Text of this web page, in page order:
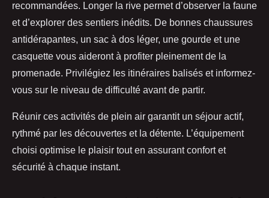
recommandées. Longer la rive permet d’observer la faune
et d’explorer des sentiers inédits. De bonnes chaussures
antidérapantes, un sac à dos léger, une gourde et une
casquette vous aideront à profiter pleinement de la
promenade. Privilégiez les itinéraires balisés et informez-
vous sur le niveau de difficulté avant de partir.
Réunir ces activités de plein air garantit un séjour actif,
rythmé par les découvertes et la détente. L’équipement
choisi optimise le plaisir tout en assurant confort et
sécurité à chaque instant.